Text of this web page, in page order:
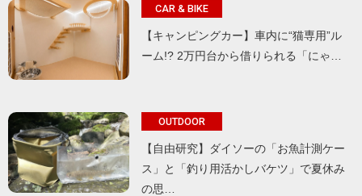
CAR & BIKE
【キャンピングカー】車内に“猫専用”ル
ーム!? 2万円台から借りられる「にゃ…
OUTDOOR
【自由研究】ダイソーの「お魚計測ケー
ス」と「釣り用活かしバケツ」で夏休み
の思…